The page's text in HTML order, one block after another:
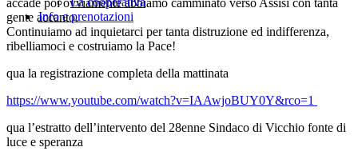
Info e prenotazioni
accade poi ovviamente abbiamo camminato verso Assisi con tanta
gente accanto.
Continuiamo ad inquietarci per tanta distruzione ed indifferenza,
ribelliamoci e costruiamo la Pace!
qua la registrazione completa della mattinata
https://www.youtube.com/watch?v=IAAwjoBUY0Y&rco=1
qua l’estratto dell’intervento del 28enne Sindaco di Vicchio fonte di
luce e speranza